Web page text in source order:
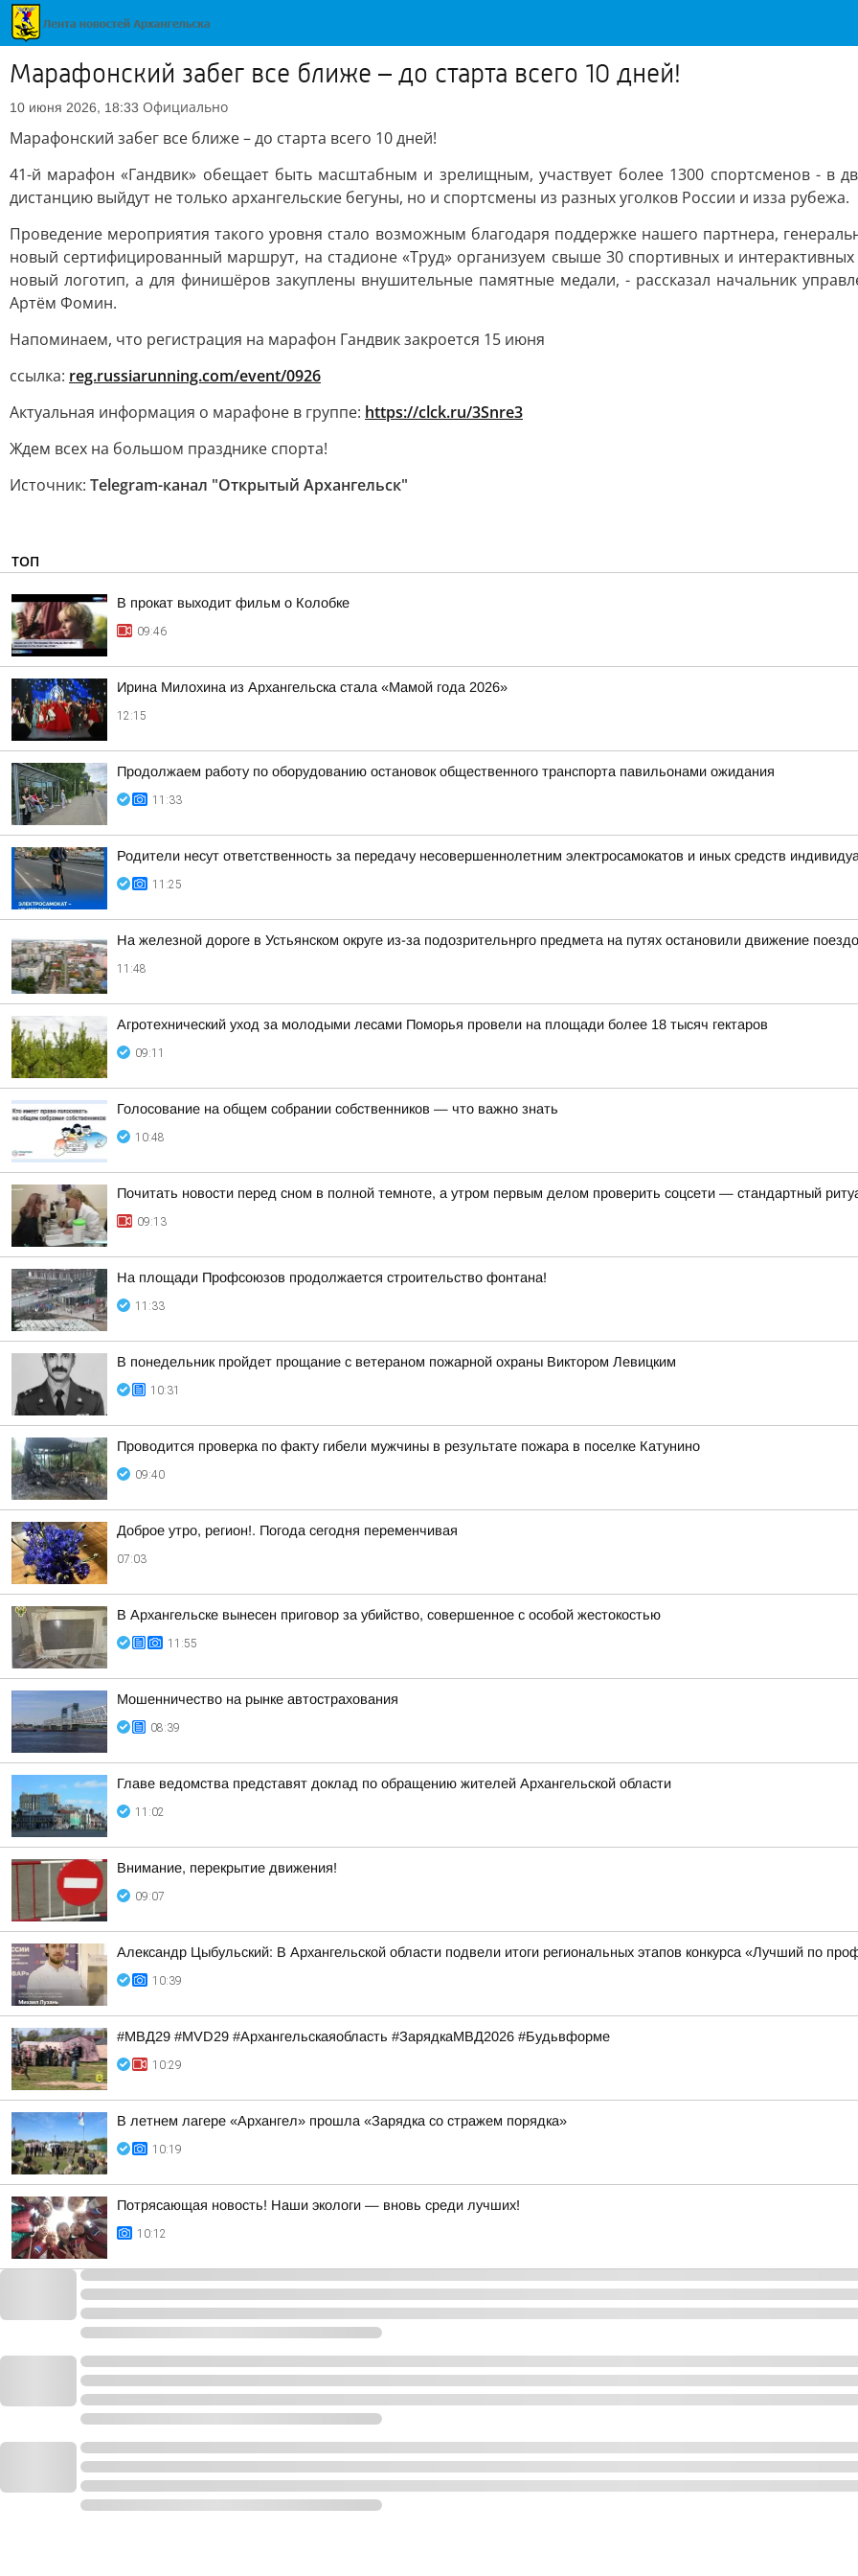
Марафонский забег все ближе – до старта всего 10 дней!
10 июня 2026, 18:33 Официально
Марафонский забег все ближе – до старта всего 10 дней!
41-й марафон «Гандвик» обещает быть масштабным и зрелищным, участвует более 1300 спортсменов - в
дистанцию выйдут не только архангельские бегуны, но и спортсмены из разных уголков России и изза рубежа.
Проведение мероприятия такого уровня стало возможным благодаря поддержке нашего партнера,
новый сертифицированный маршрут, на стадионе «Труд» организуем свыше 30 спортивных и
новый логотип, а для финишёров закуплены внушительные памятные медали, - рассказал начальник
Артём Фомин.
Напоминаем, что регистрация на марафон Гандвик закроется 15 июня
ссылка: reg.russiarunning.com/event/0926
Актуальная информация о марафоне в группе: https://clck.ru/3Snre3
Ждем всех на большом празднике спорта!
Источник: Telegram-канал "Открытый Архангельск"
ТОП
В прокат выходит фильм о Колобке
09:46
Ирина Милохина из Архангельска стала «Мамой года 2026»
12:15
Продолжаем работу по оборудованию остановок общественного транспорта павильонами ожидания
11:33
Родители несут ответственность за передачу несовершеннолетним электросамокатов и иных средств
11:25
На железной дороге в Устьянском округе из-за подозрительнрго предмета на путях остановили движение
11:48
Агротехнический уход за молодыми лесами Поморья провели на площади более 18 тысяч гектаров
09:11
Голосование на общем собрании собственников — что важно знать
10:48
Почитать новости перед сном в полной темноте, а утром первым делом проверить соцсети — стандартный
09:13
На площади Профсоюзов продолжается строительство фонтана!
11:33
В понедельник пройдет прощание с ветераном пожарной охраны Виктором Левицким
10:31
Проводится проверка по факту гибели мужчины в результате пожара в поселке Катунино
09:40
Доброе утро, регион!. Погода сегодня переменчивая
07:03
В Архангельске вынесен приговор за убийство, совершенное с особой жестокостью
11:55
Мошенничество на рынке автострахования
08:39
Главе ведомства представят доклад по обращению жителей Архангельской области
11:02
Внимание, перекрытие движения!
09:07
Александр Цыбульский: В Архангельской области подвели итоги региональных этапов конкурса «Лучший по
10:39
#МВД29 #MVD29 #Архангельскаяобласть #ЗарядкаМВД2026 #Будьвформе
10:29
В летнем лагере «Архангел» прошла «Зарядка со стражем порядка»
10:19
Потрясающая новость! Наши экологи — вновь среди лучших!
10:12